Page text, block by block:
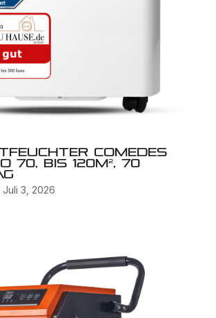
Comedes
70, bis 120m², 70
Juli 3, 2026